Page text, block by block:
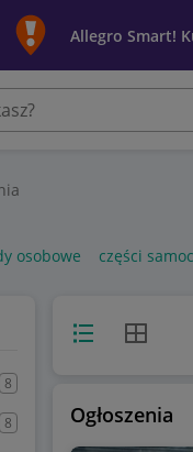
Allegro Smart!
osobowe części
8
8
Widok listy
Widok
Ogłoszenia